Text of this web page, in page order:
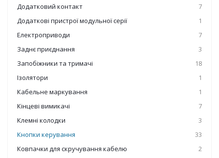
Додатковий контакт
7
Додаткові пристрої модульної серії
1
Електроприводи
7
Заднє приєднання
3
Запобіжники та тримачі
18
Ізолятори
1
Кабельне маркування
1
Кінцеві вимикачі
7
Клемні колодки
3
Кнопки керування
33
Ковпачки для скручування кабелю
2